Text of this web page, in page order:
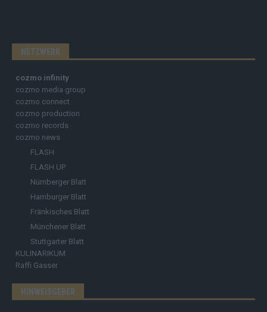
NETZWERK
cozmo infinity
cozmo media group
cozmo connect
cozmo production
cozmo records
cozmo news
FLASH
FLASH UP
Nürnberger Blatt
Hamburger Blatt
Fränkisches Blatt
Münchener Blatt
Stuttgarter Blatt
KULINARIKUM.
Raffi Gasser
HINWEISGEBER